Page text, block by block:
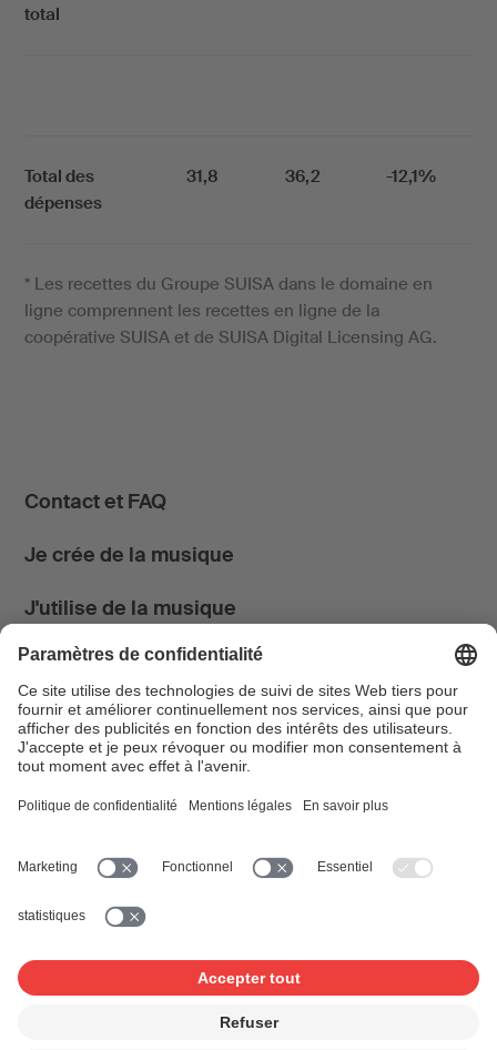
total
Total des
dépenses
31,8 36,2 -12,1%
* Les recettes du Groupe SUISA dans le domaine en
ligne comprennent les recettes en ligne de la
coopérative SUISA et de SUISA Digital Licensing AG.
Contact et FAQ
Je crée de la musique
J'utilise de la musique
News & Agenda
FONDATION SUISA ↗
FacebookInstagram YouTube
Blog
© 2026 SUISA